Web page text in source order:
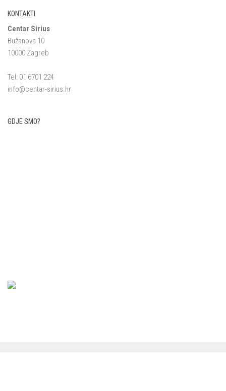
KONTAKTI
Centar Sirius
Bužanova 10
10000 Zagreb
Tel: 01 6701 224
info@centar-sirius.hr
GDJE SMO?